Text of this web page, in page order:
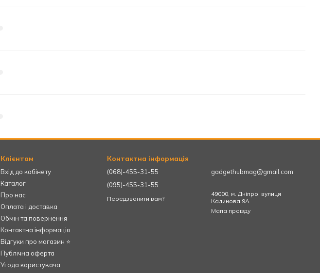
Клієнтам
Вхід до кабінету
Каталог
Про нас
Оплата і доставка
Обмін та повернення
Контактна інформація
Відгуки про магазин ⭐
Публічна оферта
Угода користувача
Контактна інформація
(068)-455-31-55
(095)-455-31-55
Передзвонити вам?
gadgethubmag@gmail.com
49000, м. Дніпро, вулиця
Калинова 9А
Мапа проїзду